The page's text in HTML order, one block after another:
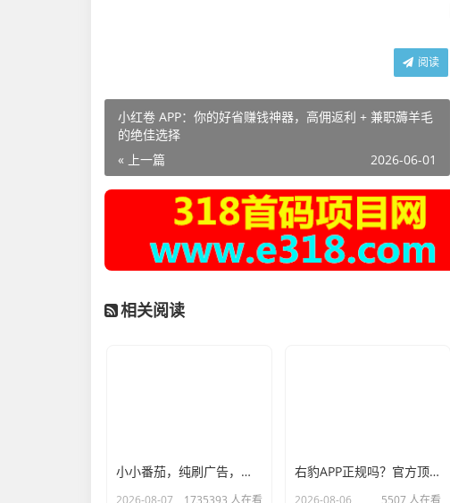
阅读
小红卷 APP：你的好省赚钱神器，高佣返利 + 兼职薅羊毛
的绝佳选择
« 上一篇
2026-06-01
相关阅读
小小番茄，纯刷广告，自动打款零撸
2026-08-07 1735393 人在看
右豹APP正规吗？官方顶配邀请码是多少？短剧小说漫剧网盘推广副业怎么做
2026-08-06 5507 人在看